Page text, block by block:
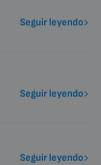
Seguir leyendo
Seguir leyendo
Seguir leyendo